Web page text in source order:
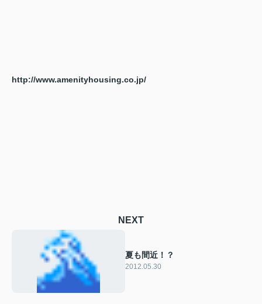
http://www.amenityhousing.co.jp/
NEXT
夏も間近！？
2012.05.30